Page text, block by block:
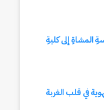
من مدرسةِ المشاةِ إلى كليةِ
في قلب الغربة